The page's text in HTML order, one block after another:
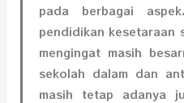
pada berbagai
pendidikan kesetaraan
mengingat masih
sekolah dalam dan
masih tetap adanya